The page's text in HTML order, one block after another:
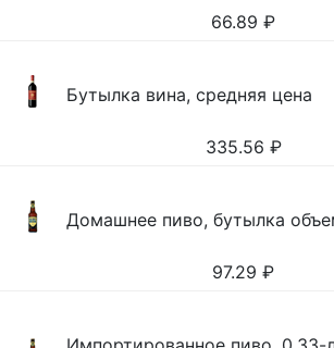
66.89 ₽
Бутылка вина, средняя цена
335.56 ₽
Домашнее пиво, бутылка
97.29 ₽